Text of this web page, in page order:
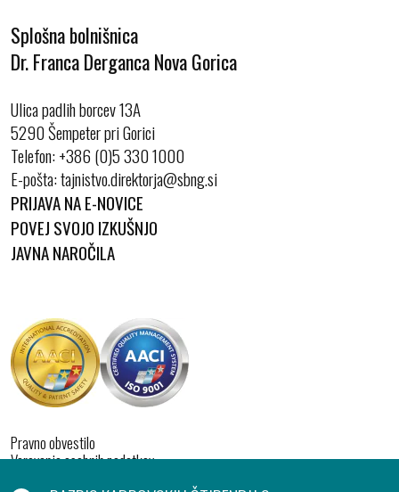
Splošna bolnišnica
Dr. Franca Derganca Nova Gorica
Ulica padlih borcev 13A
5290 Šempeter pri Gorici
Telefon:+386 (0)5 330 1000
E-pošta:
PRIJAVA NA E-NOVICE
POVEJ SVOJO IZKUŠNJO
JAVNA NAROČILA
Pravno obvestilo
Varovanje osebnih podatkov